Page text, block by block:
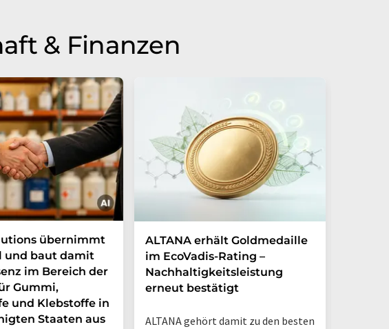
& Finanzen
übernimmt
und baut damit
im Bereich der
Gummi,
und Klebstoffe in
Staaten aus
ALTANA erhält Goldmedaille
im EcoVadis-Rating –
Nachhaltigkeitsleistung
erneut bestätigt
ALTANA gehört damit zu den besten